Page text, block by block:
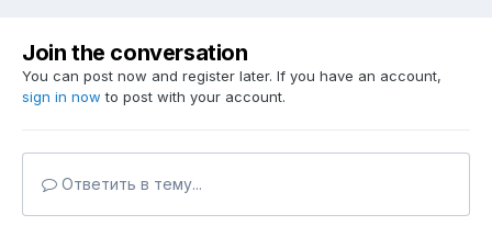
Join the conversation
You can post now and register later. If you have an account,
sign in now to post with your account.
Ответить в тему...